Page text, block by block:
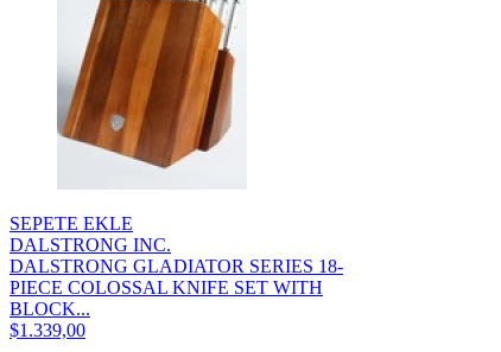
SEPETE EKLE
DALSTRONG INC.
DALSTRONG GLADIATOR SERIES 18-
PIECE COLOSSAL KNIFE SET WITH
BLOCK...
$1.339,00